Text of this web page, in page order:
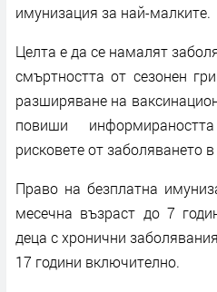
имунизация за най-малките.
Целта е да се намалят
смъртността от сезонен
разширяване на
повиши
рисковете от заболяването
Право на безплатна
месечна възраст до 7
деца с хронични
17 години включително.